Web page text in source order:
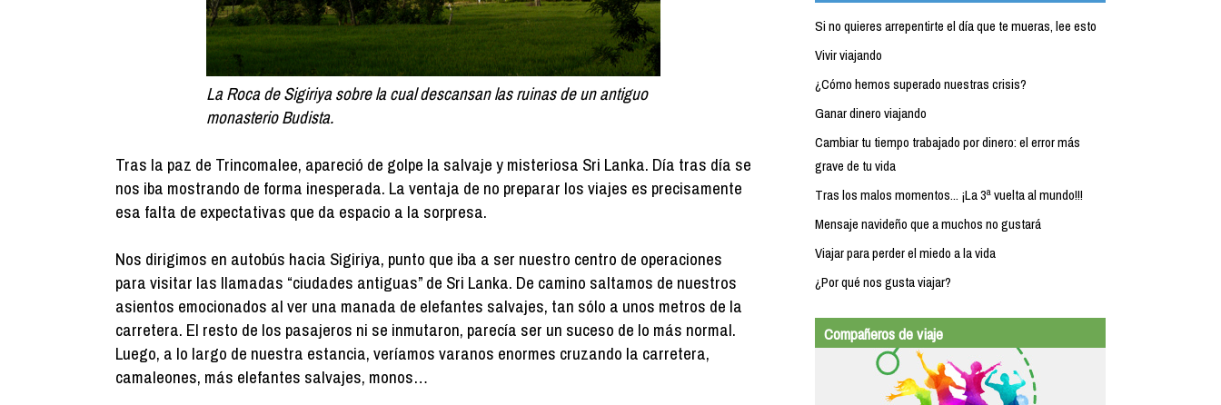
La Roca de Sigiriya sobre la cual descansan las ruinas de un antiguo
monasterio Budista.
Tras la paz de Trincomalee, apareció de golpe la salvaje y misteriosa Sri Lanka. Día tras día se
nos iba mostrando de forma inesperada. La ventaja de no preparar los viajes es precisamente
esa falta de expectativas que da espacio a la sorpresa.
Nos dirigimos en autobús hacia Sigiriya, punto que iba a ser nuestro centro de operaciones
para visitar las llamadas “ciudades antiguas” de Sri Lanka. De camino saltamos de nuestros
asientos emocionados al ver una manada de elefantes salvajes, tan sólo a unos metros de la
carretera. El resto de los pasajeros ni se inmutaron, parecía ser un suceso de lo más normal.
Luego, a lo largo de nuestra estancia, veríamos varanos enormes cruzando la carretera,
camaleones, más elefantes salvajes, monos…
Si no quieres arrepentirte el día que te mueras, lee esto
Vivir viajando
¿Cómo hemos superado nuestras crisis?
Ganar dinero viajando
Cambiar tu tiempo trabajado por dinero: el error más
grave de tu vida
Tras los malos momentos... ¡La 3ª vuelta al mundo!!!
Mensaje navideño que a muchos no gustará
Viajar para perder el miedo a la vida
¿Por qué nos gusta viajar?
Compañeros de viaje